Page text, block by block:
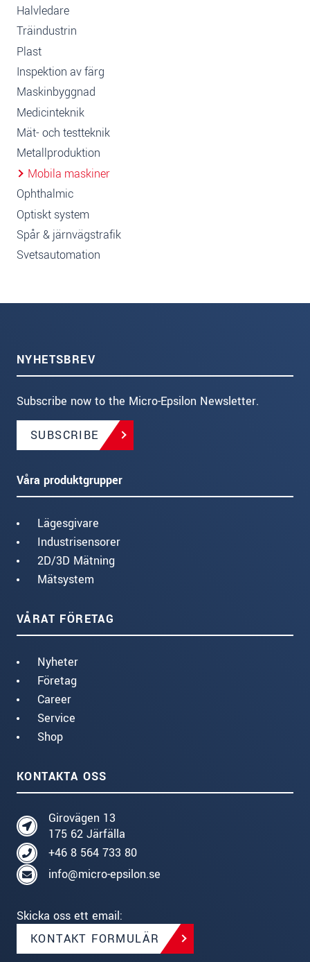
Halvledare
Träindustrin
Plast
Inspektion av färg
Maskinbyggnad
Medicinteknik
Mät- och testteknik
Metallproduktion
Mobila maskiner
Ophthalmic
Optiskt system
Spår & järnvägstrafik
Svetsautomation
NYHETSBREV
Subscribe now to the Micro-Epsilon Newsletter.
SUBSCRIBE
Våra produktgrupper
Lägesgivare
Industrisensorer
2D/3D Mätning
Mätsystem
VÅRAT FÖRETAG
Nyheter
Företag
Career
Service
Shop
KONTAKTA OSS
Girovägen 13
175 62 Järfälla
+46 8 564 733 80
info@micro-epsilon.se
Skicka oss ett email:
KONTAKT FORMULÄR